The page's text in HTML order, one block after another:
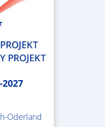
Oderland